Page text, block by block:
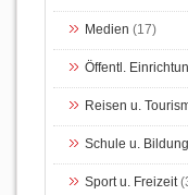
Medien (17)
Öffentl.
Reisen u.
Schule u. Bildung
Sport u. Freizeit